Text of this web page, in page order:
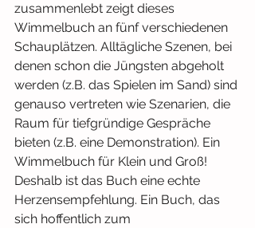
zusammenlebt zeigt dieses
Wimmelbuch an fünf verschiedenen
Schauplätzen. Alltägliche Szenen, bei
denen schon die Jüngsten abgeholt
werden (z.B. das Spielen im Sand) sind
genauso vertreten wie Szenarien, die
Raum für tiefgründige Gespräche
bieten (z.B. eine Demonstration). Ein
Wimmelbuch für Klein und Groß!
Deshalb ist das Buch eine echte
Herzensempfehlung. Ein Buch, das
sich hoffentlich zum